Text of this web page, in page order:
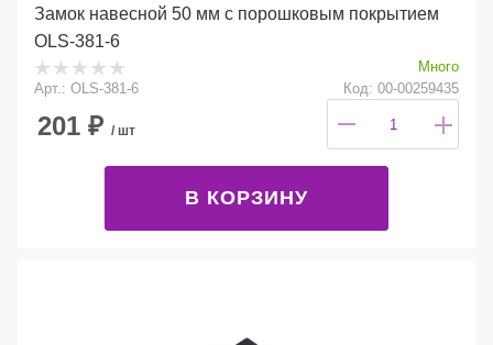
Замок навесной 50 мм с порошковым покрытием
OLS-381-6
Много
Арт.: OLS-381-6
Код: 00-00259435
201 ₽ / шт
В КОРЗИНУ